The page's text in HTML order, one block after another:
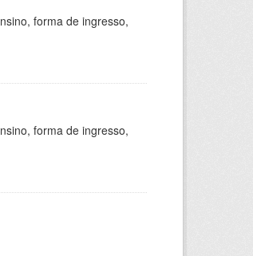
forma de ingresso,
forma de ingresso,